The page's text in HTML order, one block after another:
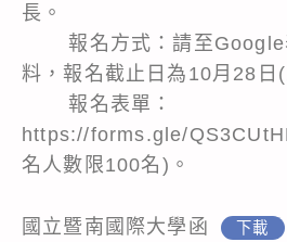
長。
報名方式：請至Google
料，報名截止日為10月28日
報名表單：
https://forms.gle/
名人數限100名)。
國立暨南國際大學函 下載